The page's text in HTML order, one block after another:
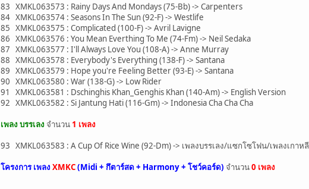
83 XMKL063573 : Rainy Days And Mondays (75-Bb) -> Carpenters
84 XMKL063574 : Seasons In The Sun (92-F) -> Westlife
85 XMKL063575 : Complicated (100-F) -> Avril Lavigne
86 XMKL063576 : You Mean Everthing To Me (74-Fm) -> Neil Sedaka
87 XMKL063577 : I'll Always Love You (108-A) -> Anne Murray
88 XMKL063578 : Everybody's Everything (138-F) -> Santana
89 XMKL063579 : Hope you're Feeling Better (93-E) -> Santana
90 XMKL063580 : War (138-G) -> Low Rider
91 XMKL063581 : Dschinghis Khan_Genghis Khan (140-Am) -> English Version
92 XMKL063582 : Si Jantung Hati (116-Gm) -> Indonesia Cha Cha Cha
เพลง บรรเลง จำนวน 1 เพลง
93 XMKL063583 : A Cup Of Rice Wine (92-Dm) -> เพลงบรรเลง/แซกโซโฟน/เพลงเกาหลี
โครงการ เพลง XMKC(Midi + กึตาร์สด + Harmony + โชว์คอร์ด) จำนวน0 เพลง